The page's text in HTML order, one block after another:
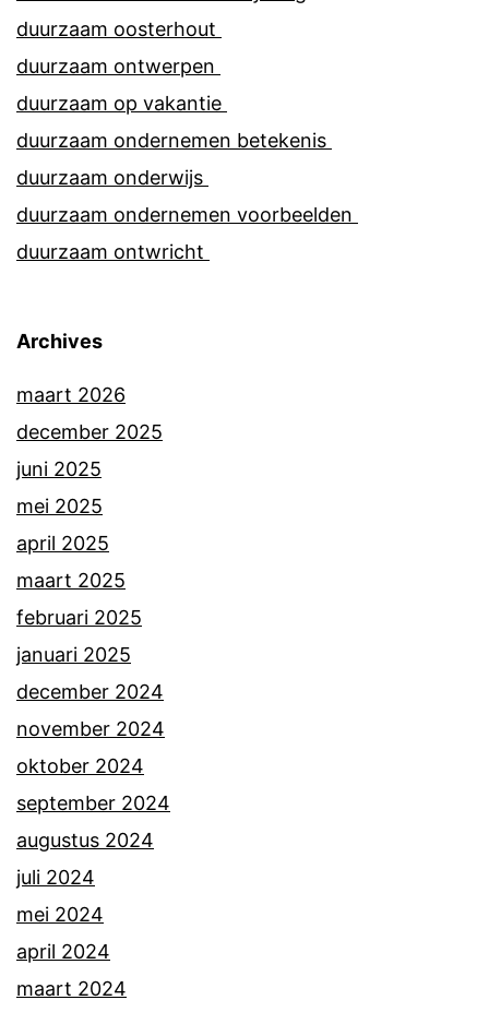
duurzaam oosterhout
duurzaam ontwerpen
duurzaam op vakantie
duurzaam ondernemen betekenis
duurzaam onderwijs
duurzaam ondernemen voorbeelden
duurzaam ontwricht
Archives
maart 2026
december 2025
juni 2025
mei 2025
april 2025
maart 2025
februari 2025
januari 2025
december 2024
november 2024
oktober 2024
september 2024
augustus 2024
juli 2024
mei 2024
april 2024
maart 2024